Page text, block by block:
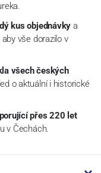
kus objednávky a
vše dorazilo v
všech českých
o aktuální i historické
přes 220 let
v Čechách.